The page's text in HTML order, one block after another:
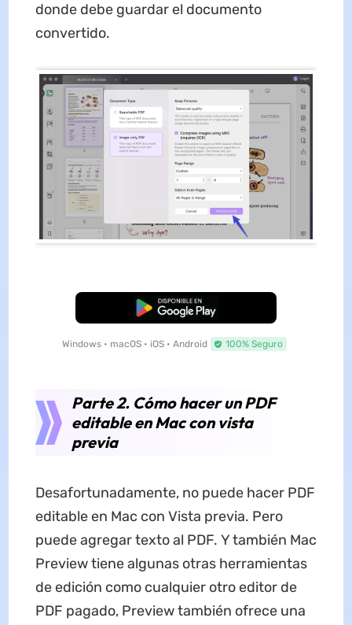
donde debe guardar el documento
convertido.
Descarga Gratuita
Windows • macOS • iOS • Android 100% Seguro
Parte 2. Cómo hacer un PDF
editable en Mac con vista
previa
Desafortunadamente, no puede hacer PDF
editable en Mac con Vista previa. Pero
puede agregar texto al PDF. Y también Mac
Preview tiene algunas otras herramientas
de edición como cualquier otro editor de
PDF pagado, Preview también ofrece una